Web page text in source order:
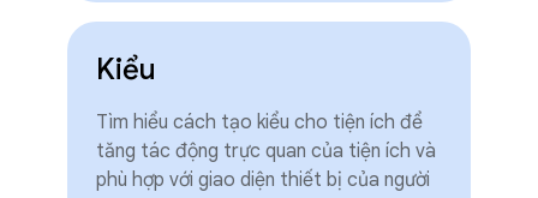
Kiểu
Tìm hiểu cách tạo kiểu cho tiện ích để
tăng tác động trực quan của tiện ích và
phù hợp với giao diện thiết bị của người